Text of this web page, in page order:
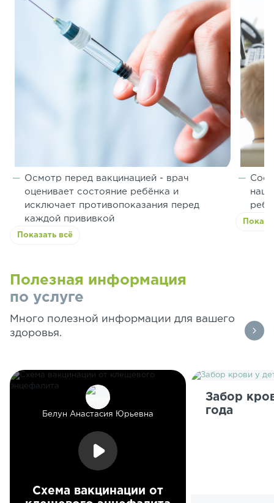
Осмотр перед вакцинацией - врач
оценивает состояние ребёнка и
исключает противопоказания перед
каждой прививкой
Показать всё
Полезная информация
по услуге
Много полезной информации для вашего
здоровья.
Белун Анастасия Юрьевна
Схема вакцинации от
Забор
года